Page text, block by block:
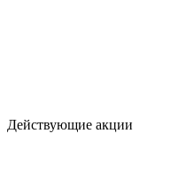
Действующие акции